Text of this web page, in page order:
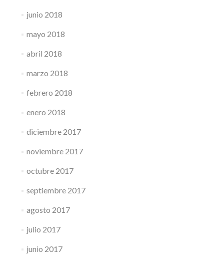
junio 2018
mayo 2018
abril 2018
marzo 2018
febrero 2018
enero 2018
diciembre 2017
noviembre 2017
octubre 2017
septiembre 2017
agosto 2017
julio 2017
junio 2017